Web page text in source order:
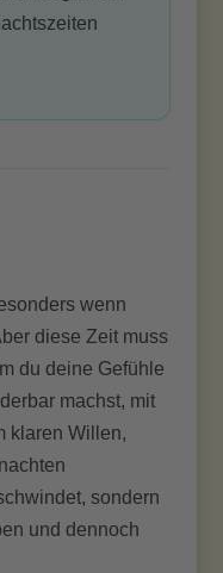
wenn
diese Zeit muss
du deine Gefühle
machst, mit
klaren Willen,
sondern
und dennoch